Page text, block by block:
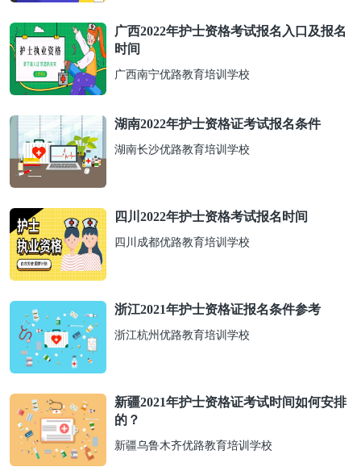
广西2022年护士资格考试报名入口及报名
时间
广西南宁优路教育培训学校
湖南2022年护士资格证考试报名条件
湖南长沙优路教育培训学校
四川2022年护士资格考试报名时间
四川成都优路教育培训学校
浙江2021年护士资格证报名条件参考
浙江杭州优路教育培训学校
新疆2021年护士资格证考试时间如何安排
的？
新疆乌鲁木齐优路教育培训学校